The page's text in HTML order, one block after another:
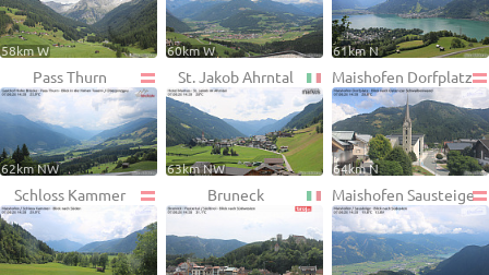
58km W 60km W 61km N
Pass Thurn
62km NW
St. Jakob Ahrntal
63km NW
Maishofen Dorfplatz
64km N
Schloss Kammer Bruneck Maishofen Sausteige